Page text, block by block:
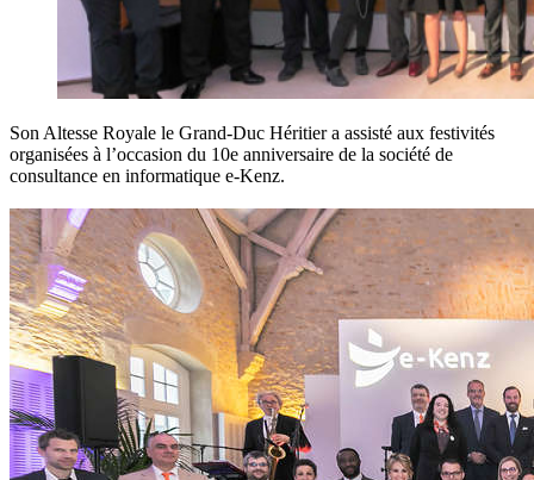
Son Altesse Royale le Grand-Duc Héritier a assisté aux festivités
organisées à l’occasion du 10e anniversaire de la société de
consultance en informatique e-Kenz.